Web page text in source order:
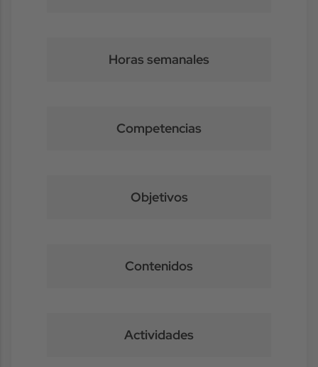
Horas semanales
Competencias
Objetivos
Contenidos
Actividades